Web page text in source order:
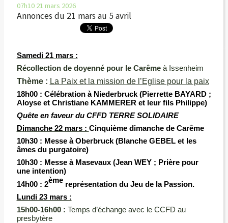
07h10 21 mars 2026
Annonces du 21 mars au 5 avril
Samedi 21 mars :
Récollection de doyenné pour le Carême à Issenheim
Thème : La Paix et la mission de l’Eglise pour la paix
18h00 : Célébration à Niederbruck (Pierrette BAYARD ;
Aloyse et Christiane KAMMERER et leur fils Philippe)
Quête en faveur du CFFD TERRE SOLIDAIRE
Dimanche 22 mars : Cinquième dimanche de Carême
10h30 : Messe à Oberbruck (Blanche GEBEL et les
âmes du purgatoire)
10h30 : Messe à Masevaux (Jean WEY ; Prière pour
une intention)
14h00 : 2èmereprésentation du Jeu de la Passion.
Lundi 23 mars :
15h00-16h00 : Temps d’échange avec le CCFD au
presbytère